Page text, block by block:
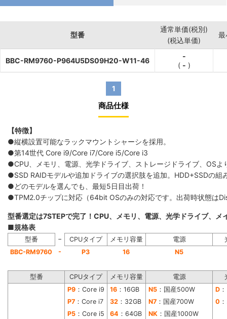
型番
通常単価(税別)
(税込単価)
最
BBC-RM9760-P964U5DS09H20-W11-46
-
( - )
1
商品仕様
【特徴】
●縦横設置可能なラックマウントシャーシを採用。
●第14世代 Core i9/Core i7/Core i5/Core i3
●CPU、メモリ、電源、光学ドライブ、ストレージドライブ、OS
●SSD RAIDモデルや追加ドライブの選択肢を追加。HDD+SSDの
●どのモデルを選んでも、最短5日目出荷！
●TPM2.0チップに対応（64bit OSのみの対応です。出荷時状態は
型番選定は7STEPで完了！CPU、メモリ、電源、光学ドライブ、
■規格表
型番 − CPUタイプ メモリ容量 電源
BBC-RM9760
- P3 16 N5
型番 CPUタイプ メモリ容量 電源
P9 ：Core i9 16 ：16GB N5 ：国産500W D
P7 ：Core i7 32 ：32GB N7 ：国産700W 0
P5 ：Core i5 64 ：64GB NK ：国産1000W